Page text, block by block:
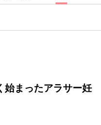
まったアラサー妊